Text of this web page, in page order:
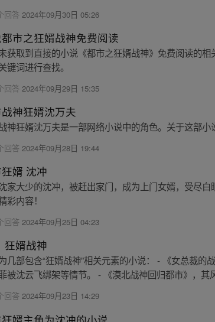
回答 2024年09月30日 05:26
市之狂婿战神免费阅读
获取到直接的小说《都市之狂婿战神》免费阅读的
键词进行查找。
回答 2024年09月29日 15:35
神狂婿沈万夫
神狂婿沈万夫是一部网络小说中的角色。关于这部
回答2024年09月28日 19:44
婿 沈冲
家大少的沈冲，被赶出家门，成为上门女婿，受尽
彩内容！
回答2024年09月25日 04:23
狂婿战神
几部包含“狂婿战神”相关元素的小说： - 《女总裁
被沈云飞绑架等情节。 - 《漠北战神回归都市》，其
回答2024年09月23日 14:29